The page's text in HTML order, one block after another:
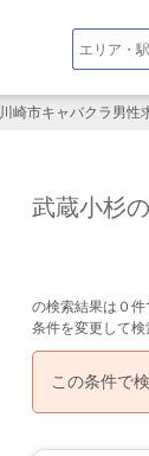
川崎市キャバクラ男性
武蔵小杉
の検索結果は０件
条件を変更して検
この条件で